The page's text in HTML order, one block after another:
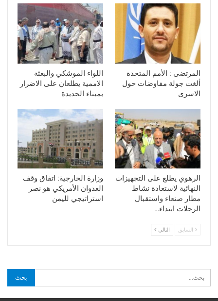
المرتضى : الأمم المتحدة
ألغت جولة مفاوضات حول
الاسرى
اللواء الموشكي والبعثة
الاممية يطلعان على الاضرار
بميناء الحديدة
الرهوي يطلع على التجهيزات
النهائية لاستعادة نشاط
مطار صنعاء واستقبال
الرحلات ابتداء…
وزارة الخارجية: اتفاق وقف
العدوان الأمريكي هو نصر
استراتيجي لليمن
السابق التالي